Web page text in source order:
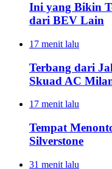
Ini yang Bikin
dari BEV Lain
17 menit lalu
Terbang dari
Skuad AC
17 menit lalu
Tempat
Silverstone
31 menit lalu